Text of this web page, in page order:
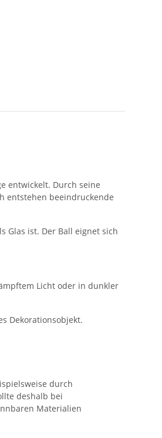
entwickelt. Durch seine
entstehen beeindruckende
Glas ist. Der Ball eignet sich
Licht oder in dunkler
Dekorationsobjekt.
durch
deshalb bei
Materialien